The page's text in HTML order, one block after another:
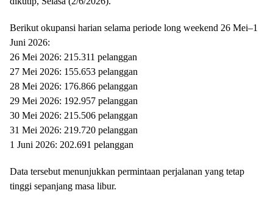
Berikut okupansi harian selama periode long weekend 26 Mei–1
Juni 2026:
26 Mei 2026: 215.311 pelanggan
27 Mei 2026: 155.653 pelanggan
28 Mei 2026: 176.866 pelanggan
29 Mei 2026: 192.957 pelanggan
30 Mei 2026: 215.506 pelanggan
31 Mei 2026: 219.720 pelanggan
1 Juni 2026: 202.691 pelanggan
Data tersebut menunjukkan permintaan perjalanan yang tetap
tinggi sepanjang masa libur.